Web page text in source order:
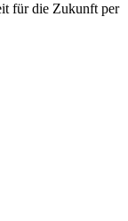
für die Zukunft per